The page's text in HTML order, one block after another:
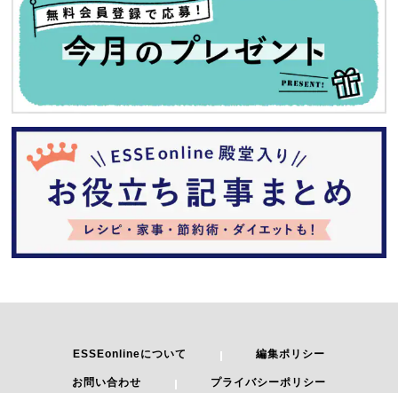
ESSEonlineについて 編集ポリシー
お問い合わせ プライバシーポリシー